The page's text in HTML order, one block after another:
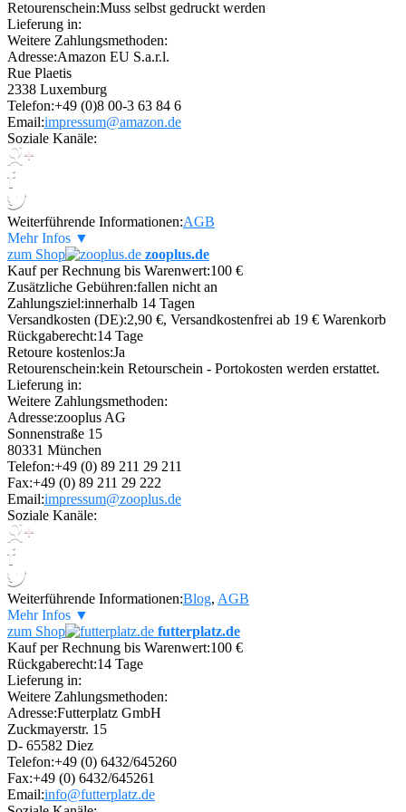
Retourenschein:Muss selbst gedruckt werden
Lieferung in:
Weitere Zahlungsmethoden:
Adresse:Amazon EU S.a.r.l.
Rue Plaetis
2338 Luxemburg
Telefon:+49 (0)8 00-3 63 84 6
Email:impressum@amazon.de
Soziale Kanäle:
Weiterführende Informationen:AGB
Mehr Infos ▼
zum Shop
zooplus.de
Kauf per Rechnung bis Warenwert:100 €
Zusätzliche Gebühren:fallen nicht an
Zahlungsziel:innerhalb 14 Tagen
Versandkosten (DE):2,90 €, Versandkostenfrei ab 19 € Warenkorb
Rückgaberecht:14 Tage
Retoure kostenlos:Ja
Retourenschein:kein Retourschein - Portokosten werden erstattet.
Lieferung in:
Weitere Zahlungsmethoden:
Adresse:zooplus AG
Sonnenstraße 15
80331 München
Telefon:+49 (0) 89 211 29 211
Fax:+49 (0) 89 211 29 222
Email:impressum@zooplus.de
Soziale Kanäle:
Weiterführende Informationen:Blog, AGB
Mehr Infos ▼
zum Shop
futterplatz.de
Kauf per Rechnung bis Warenwert:100 €
Rückgaberecht:14 Tage
Lieferung in:
Weitere Zahlungsmethoden:
Adresse:Futterplatz GmbH
Zuckmayerstr. 15
D- 65582 Diez
Telefon:+49 (0) 6432/645260
Fax:+49 (0) 6432/645261
Email:info@futterplatz.de